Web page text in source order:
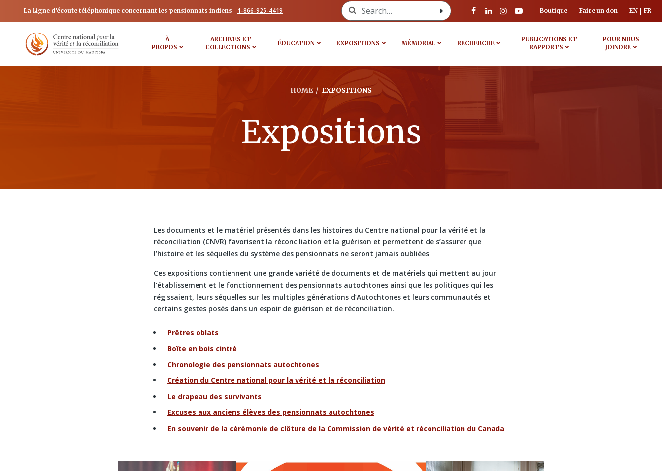
La Ligne d’écoute téléphonique concernant les pensionnats indiens 1-866-925-4419 Search for: Boutique Faire un don EN FR
À
PROPOS
ARCHIVES ET
COLLECTIONS
ÉDUCATION EXPOSITIONS MÉMORIAL RECHERCHE
PUBLICATIONS ET
RAPPORTS
POUR NOUS
JOINDRE
HOME / EXPOSITIONS
Expositions
Les documents et le matériel présentés dans les histoires du Centre national pour la vérité et la
réconciliation (CNVR) favorisent la réconciliation et la guérison et permettent de s’assurer que
l’histoire et les séquelles du système des pensionnats ne seront jamais oubliées.
Ces expositions contiennent une grande variété de documents et de matériels qui mettent au jour
l’établissement et le fonctionnement des pensionnats autochtones ainsi que les politiques qui les
régissaient, leurs séquelles sur les multiples générations d’Autochtones et leurs communautés et
certains gestes posés dans un espoir de guérison et de réconciliation.
Prêtres oblats
Boîte en bois cintré
Chronologie des pensionnats autochtones
Création du Centre national pour la vérité et la réconciliation
Le drapeau des survivants
Excuses aux anciens élèves des pensionnats autochtones
En souvenir de la cérémonie de clôture de la Commission de vérité et réconciliation du Canada